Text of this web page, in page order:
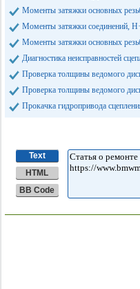
Моменты затяжки основных
Моменты затяжки соединений,
Моменты затяжки основных
Диагностика неисправностей
Проверка толщины ведомого
Проверка толщины ведомого
Прокачка гидропривода
Text
HTML
BB Code